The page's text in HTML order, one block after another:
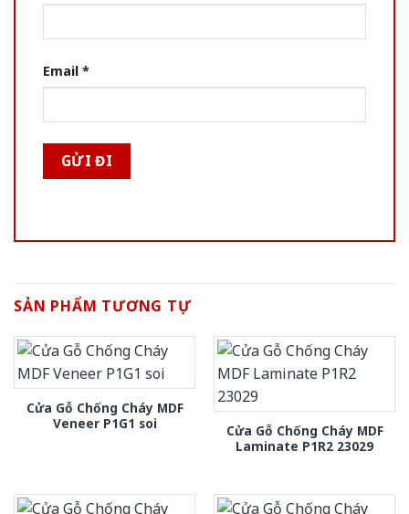
Email *
SẢN PHẨM TƯƠNG TỰ
Cửa Gỗ Chống Cháy MDF
Veneer P1G1 soi
Cửa Gỗ Chống Cháy MDF
Laminate P1R2 23029